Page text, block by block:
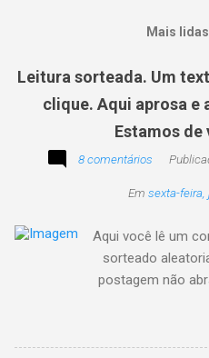
Mais
Leitura sorteada. Um
clique. Aqui aprosa e
Estamos de
8 comentários
Em sexta-feira,
Aqui você lê um
sorteado
postagem não